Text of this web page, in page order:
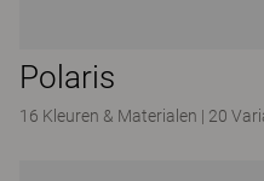
Polaris
16 Kleuren & Materialen | 20